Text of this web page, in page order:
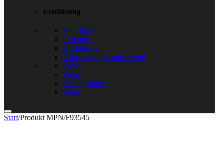
Ernährung
Abnehmen
Getränke
Kochbücher
Nahrungsergänzungsmittel
Protein
Riegel
Süßungsmittel
Whey
Start/Produkt MPN/F93545